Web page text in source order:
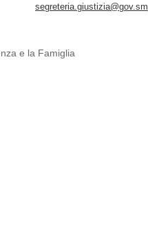
segreteria.giustizia@gov.sm
e la Famiglia